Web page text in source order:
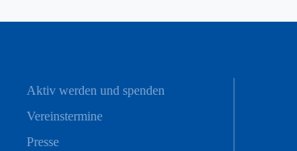
Aktiv werden und spenden
Vereinstermine
Presse